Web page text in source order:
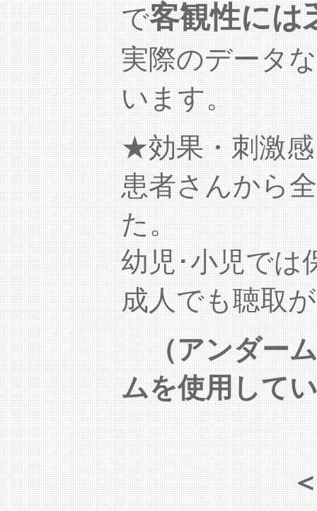
で客観性には
実際のデータ
います。
★効果・刺激感
患者さんから
た。
幼児･小児では
成人でも聴取
（アンダー
ムを使用して